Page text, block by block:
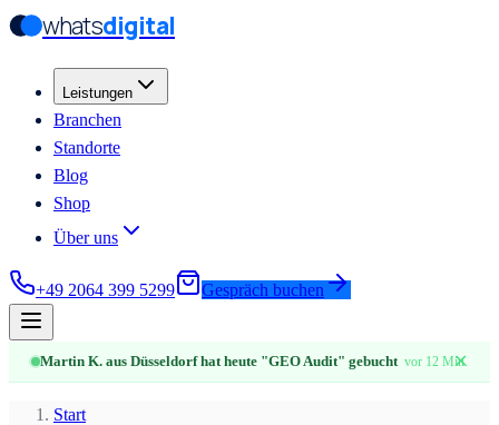
Zum Hauptinhalt springen
Zum Hauptinhalt springen
whatsdigital
Leistungen
Branchen
Standorte
Blog
Shop
Über uns
+49 2064 399 5299 Gespräch buchen
Martin K. aus Düsseldorf hat heute "GEO Audit" gebucht vor 12 Min.
✕
Start